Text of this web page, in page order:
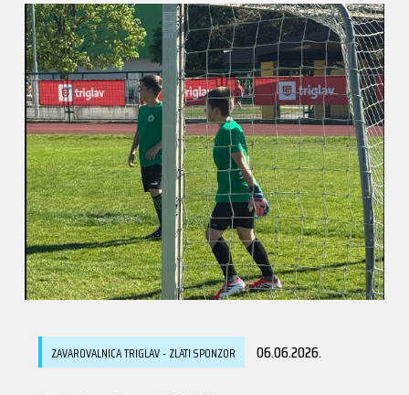
ZAVAROVALNICA TRIGLAV - ZLATI SPONZOR 06.06.2026.